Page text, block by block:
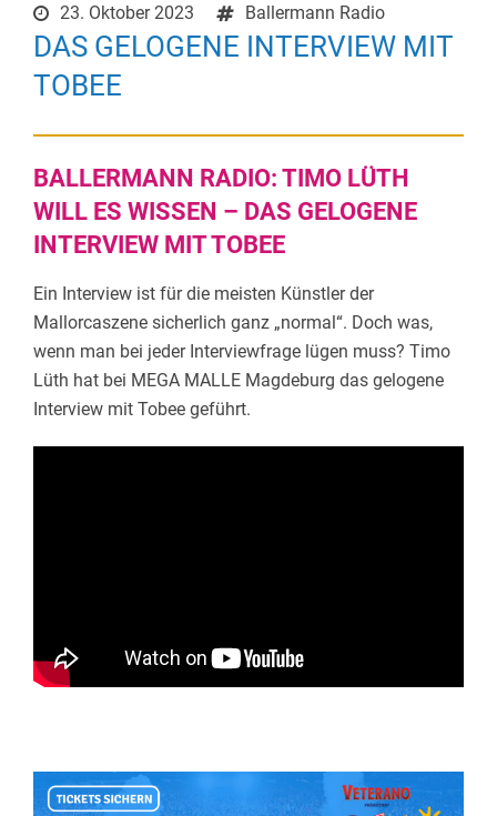
23. Oktober 2023 Ballermann Radio
DAS GELOGENE INTERVIEW MIT
TOBEE
BALLERMANN RADIO: TIMO LÜTH
WILL ES WISSEN – DAS GELOGENE
INTERVIEW MIT TOBEE
Ein Interview ist für die meisten Künstler der
Mallorcaszene sicherlich ganz „normal“. Doch was,
wenn man bei jeder Interviewfrage lügen muss? Timo
Lüth hat bei MEGA MALLE Magdeburg das gelogene
Interview mit Tobee geführt.